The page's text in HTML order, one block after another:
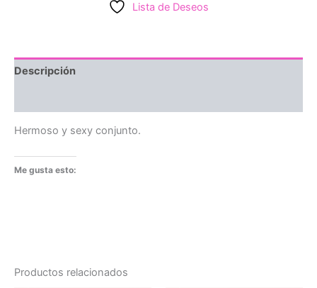
Lista de Deseos
Descripción
Hermoso y sexy conjunto.
Me gusta esto:
Productos relacionados